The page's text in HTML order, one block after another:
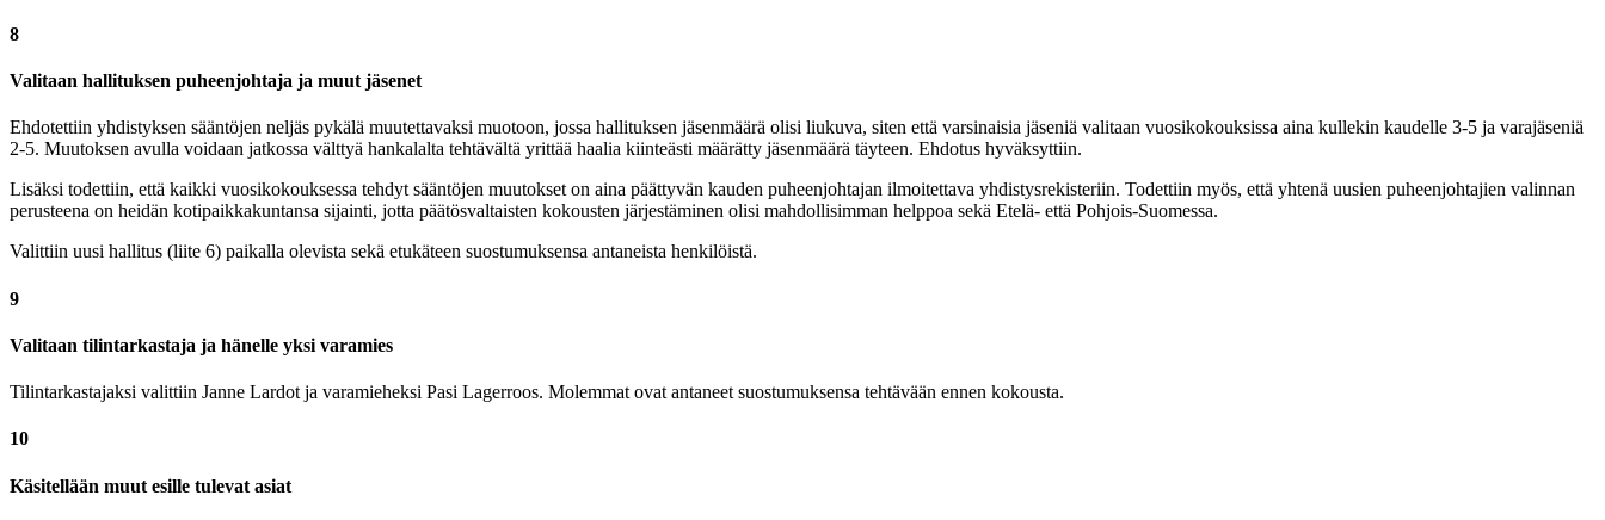
8
Valitaan hallituksen puheenjohtaja ja muut jäsenet
Ehdotettiin yhdistyksen sääntöjen neljäs pykälä muutettavaksi muotoon, jossa hallituksen jäsenmäärä olisi liukuva, siten että varsinaisia jäseniä valitaan vuosikokouksissa aina kullekin kaudelle 3-5 ja varajäseniä
2-5. Muutoksen avulla voidaan jatkossa välttyä hankalalta tehtävältä yrittää haalia kiinteästi määrätty jäsenmäärä täyteen. Ehdotus hyväksyttiin.
Lisäksi todettiin, että kaikki vuosikokouksessa tehdyt sääntöjen muutokset on aina päättyvän kauden puheenjohtajan ilmoitettava yhdistysrekisteriin. Todettiin myös, että yhtenä uusien puheenjohtajien valinnan
perusteena on heidän kotipaikkakuntansa sijainti, jotta päätösvaltaisten kokousten järjestäminen olisi mahdollisimman helppoa sekä Etelä- että Pohjois-Suomessa.
Valittiin uusi hallitus (liite 6) paikalla olevista sekä etukäteen suostumuksensa antaneista henkilöistä.
9
Valitaan tilintarkastaja ja hänelle yksi varamies
Tilintarkastajaksi valittiin Janne Lardot ja varamieheksi Pasi Lagerroos. Molemmat ovat antaneet suostumuksensa tehtävään ennen kokousta.
10
Käsitellään muut esille tulevat asiat